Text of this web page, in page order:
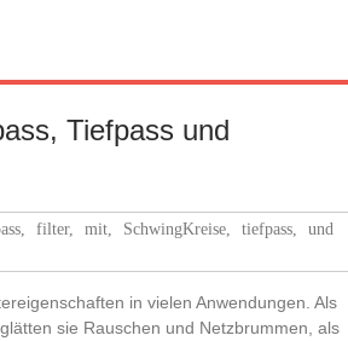
Tiefpass und
filter, mit SchwingKreise tiefpass
und
in vielen Anwendungen. Als
sie Rauschen und Netzbrummen, als